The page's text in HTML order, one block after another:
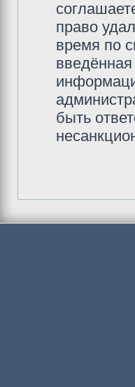
право
время по
быть